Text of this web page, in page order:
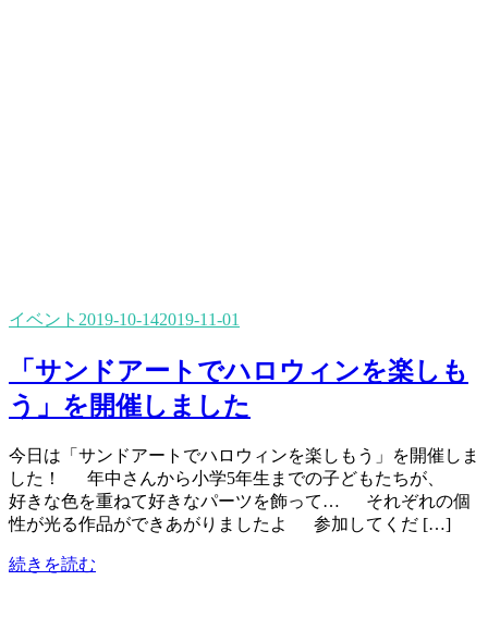
イベント 2019-10-142019-11-01
「サンドアートでハロウィンを楽しも
う」を開催しました
今日は「サンドアートでハロウィンを楽しもう」を開催しま
した！ 年中さんから小学5年生までの子どもたちが、
好きな色を重ねて好きなパーツを飾って… それぞれの個
性が光る作品ができあがりましたよ 参加してくだ […]
続きを読む